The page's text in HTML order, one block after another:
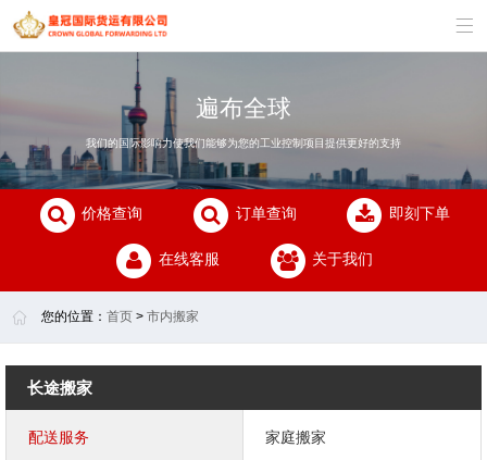

遍布全球
我们的国际影响力使我们能够为您的工业控制项目提供更好的支持
价格查询 订单查询 即刻下单
在线客服 关于我们
您的位置： 首页 > 市内搬家
长途搬家
配送服务 家庭搬家